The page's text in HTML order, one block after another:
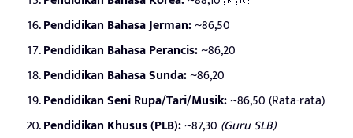
Pendidikan Bahasa Jerman:~86,50
Pendidikan Bahasa Perancis:~86,20
Pendidikan Bahasa Sunda:~86,20
Pendidikan Seni Rupa/Tari/Musik:~86,50 (Rata-rata)
Pendidikan Khusus (PLB):~87,30 (Guru SLB)